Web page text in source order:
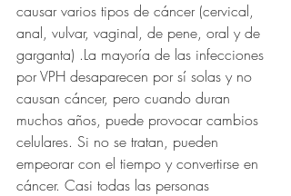
causar varios tipos de cáncer (cervical,
anal, vulvar, vaginal, de pene, oral y de
garganta) .La mayoría de las infecciones
por VPH desaparecen por sí solas y no
causan cáncer, pero cuando duran
muchos años, puede provocar cambios
celulares. Si no se tratan, pueden
empeorar con el tiempo y convertirse en
cáncer. Casi todas las personas